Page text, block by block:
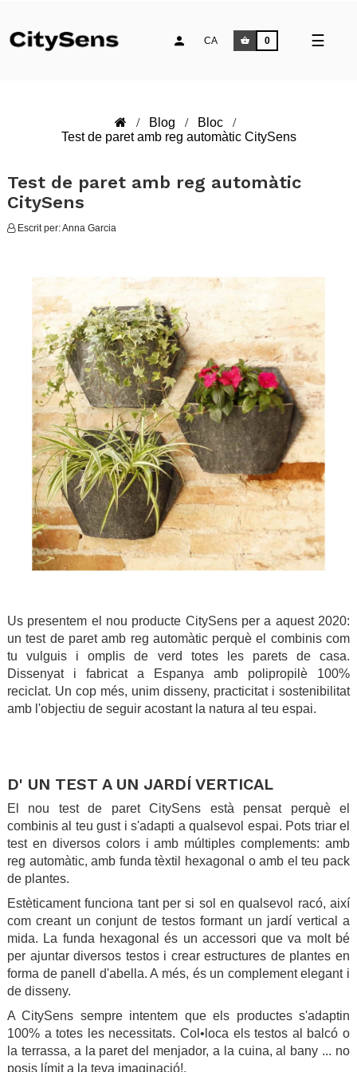
☰
CA 0
Blog
Bloc
Test de paret amb reg automàtic CitySens
Test de paret amb reg automàtic
CitySens
Escrit per:Anna Garcia
Us presentem el nou producte CitySens per a aquest 2020:
un test de paret amb reg automàtic perquè el combinis com
tu vulguis i omplis de verd totes les parets de casa.
Dissenyat i fabricat a Espanya amb polipropilè 100%
reciclat. Un cop més, unim disseny, practicitat i sostenibilitat
amb l'objectiu de seguir acostant la natura al teu espai.
D' UN TEST A UN JARDÍ VERTICAL
El nou test de paret CitySens està pensat perquè el
combinis al teu gust i s'adapti a qualsevol espai. Pots triar el
test en diversos colors i amb múltiples complements: amb
reg automàtic, amb funda tèxtil hexagonal o amb el teu pack
de plantes.
Estèticament funciona tant per si sol en qualsevol racó, així
com creant un conjunt de testos formant un jardí vertical a
mida. La funda hexagonal és un accessori que va molt bé
per ajuntar diversos testos i crear estructures de plantes en
forma de panell d'abella. A més, és un complement elegant i
de disseny.
A CitySens sempre intentem que els productes s'adaptin
100% a totes les necessitats. Col•loca els testos al balcó o
la terrassa, a la paret del menjador, a la cuina, al bany ... no
posis límit a la teva imaginació!.